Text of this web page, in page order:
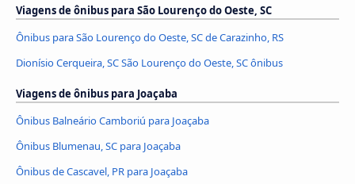
Viagens de ônibus para São Lourenço do Oeste, SC
Ônibus para São Lourenço do Oeste, SC de Carazinho, RS
Dionísio Cerqueira, SC São Lourenço do Oeste, SC ônibus
Viagens de ônibus para Joaçaba
Ônibus Balneário Camboriú para Joaçaba
Ônibus Blumenau, SC para Joaçaba
Ônibus de Cascavel, PR para Joaçaba